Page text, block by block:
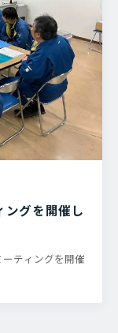
ングを開催し
ーティングを開催